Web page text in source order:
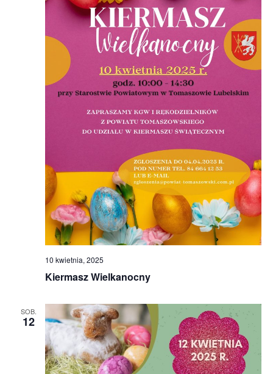
Kiermasz Wielkanocny
10 kwietnia, 2025
SOB.
12